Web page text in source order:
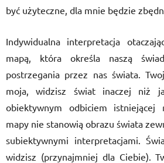
być użyteczne, dla mnie będzie
Indywidualna interpretacja
mapą, która określa naszą
postrzegania przez nas świata.
moja, widzisz świat inaczej
obiektywnym odbiciem istniejącej
mapy nie stanowią obrazu świata
subiektywnymi interpretacjami.
widzisz (przynajmniej dla Ciebie).